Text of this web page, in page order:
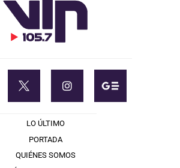
LO ÚLTIMO
PORTADA
QUIÉNES SOMOS